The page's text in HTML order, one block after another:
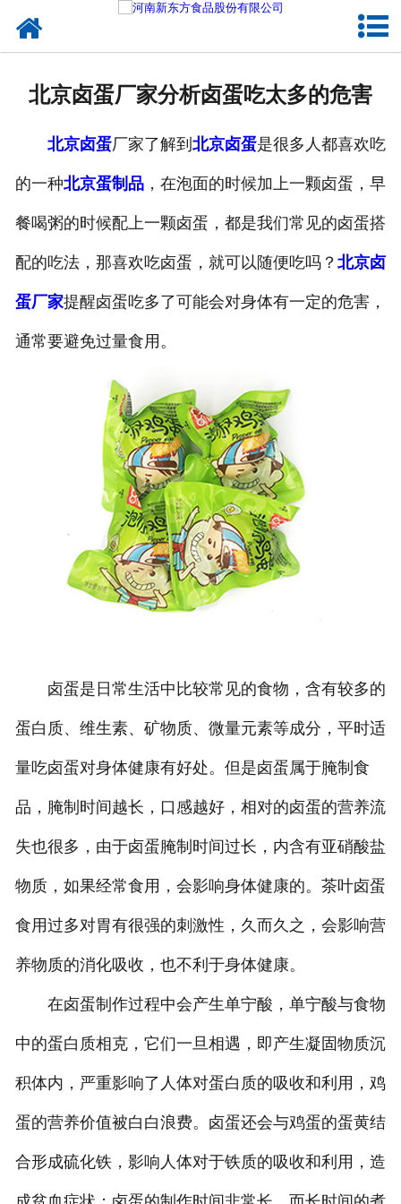
加入新东方
联系我们
北京卤蛋厂家分析卤蛋吃太多的危害
北京卤蛋厂家了解到 北京卤蛋是很多人都喜欢吃
的一种北京蛋制品，在泡面的时候加上一颗卤蛋，早
餐喝粥的时候配上一颗卤蛋，都是我们常见的卤蛋搭
配的吃法，那喜欢吃卤蛋，就可以随便吃吗？ 北京卤
蛋厂家提醒卤蛋吃多了可能会对身体有一定的危害，
通常要避免过量食用。
卤蛋是日常生活中比较常见的食物，含有较多的
蛋白质、维生素、矿物质、微量元素等成分，平时适
量吃卤蛋对身体健康有好处。但是卤蛋属于腌制食
品，腌制时间越长，口感越好，相对的卤蛋的营养流
失也很多，由于卤蛋腌制时间过长，内含有亚硝酸盐
物质，如果经常食用，会影响身体健康的。茶叶卤蛋
食用过多对胃有很强的刺激性，久而久之，会影响营
养物质的消化吸收，也不利于身体健康。
在卤蛋制作过程中会产生单宁酸，单宁酸与食物
中的蛋白质相克，它们一旦相遇，即产生凝固物质沉
积体内，严重影响了人体对蛋白质的吸收和利用，鸡
蛋的营养价值被白白浪费。卤蛋还会与鸡蛋的蛋黄结
合形成硫化铁，影响人体对于铁质的吸收和利用，造